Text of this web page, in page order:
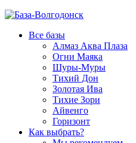
Все базы
Алмаз Аква Плаза
Огни Маяка
Шуры-Муры
Тихий Дон
Золотая Ива
Тихие Зори
Айвенго
Горизонт
Как выбрать?